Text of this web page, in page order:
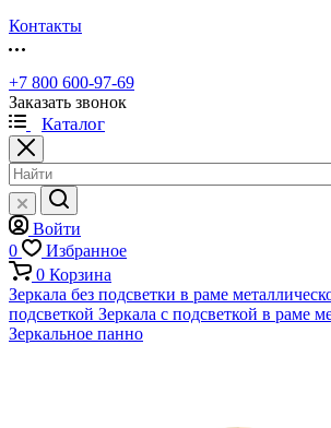
Контакты
+7 800 600-97-69
Заказать звонок
Каталог
Войти
0
Избранное
0 Корзина
Зеркала без подсветки в раме
подсветкой Зеркала с подсветкой в раме
Зеркальное панно